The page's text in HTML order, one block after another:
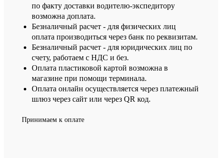
по факту доставки водителю-экспедитору
возможна доплата.
Безналичный расчет - для физических лиц
оплата производиться через банк по реквизитам.
Безналичный расчет - для юридических лиц по
счету, работаем с НДС и без.
Оплата пластиковой картой возможна в
магазине при помощи терминала.
Оплата онлайн осуществляется через платежный
шлюз через сайт или через QR код.
Принимаем к оплате